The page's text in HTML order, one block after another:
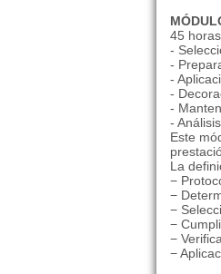
45 horas
-
-
-
-
-
-
Este
La
−
−
−
−
−
−